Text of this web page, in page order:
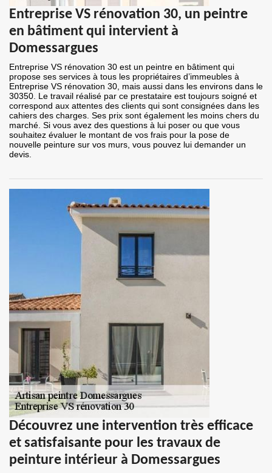
Entreprise VS rénovation 30, un peintre
en bâtiment qui intervient à
Domessargues
Entreprise VS rénovation 30 est un peintre en bâtiment qui
propose ses services à tous les propriétaires d’immeubles à
Entreprise VS rénovation 30, mais aussi dans les environs dans le
30350. Le travail réalisé par ce prestataire est toujours soigné et
correspond aux attentes des clients qui sont consignées dans les
cahiers des charges. Ses prix sont également les moins chers du
marché. Si vous avez des questions à lui poser ou que vous
souhaitez évaluer le montant de vos frais pour la pose de
nouvelle peinture sur vos murs, vous pouvez lui demander un
devis.
Découvrez une intervention très efficace
et satisfaisante pour les travaux de
peinture intérieur à Domessargues